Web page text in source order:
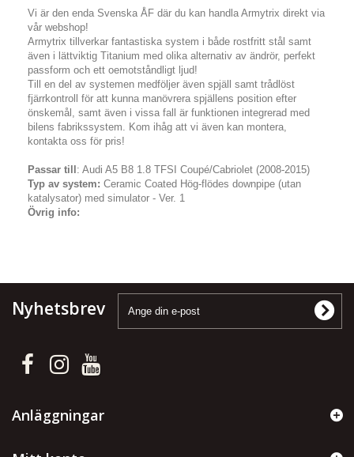
Vi är den enda Svenska ÅF där du kan handla Armytrix direkt via
vår webshop!
Armytrix tillverkar fantastiska system i både rostfritt stål samt
även i lättviktig Titanium med olika alternativ av ändrör, perfekt
passform och ett oemotståndligt ljud!
Till en del av systemen medföljer även spjäll samt trådlöst
fjärrkontroll för att kunna manövrera spjällens position efter
önskemål, samt även i vissa fall är funktionen integrerad med
bilens fabrikssystem. Kom ihåg att vi även kan montera,
kontakta oss för pris!
Passar till : Audi A5 B8 1.8 TFSI Coupé/Cabriolet (2008-2015)
Typ av system: Ceramic Coated Hög-flödes downpipe (utan
katalysator) med simulator - Ver. 1
Övrig info:
Nyhetsbrev
Anläggningar